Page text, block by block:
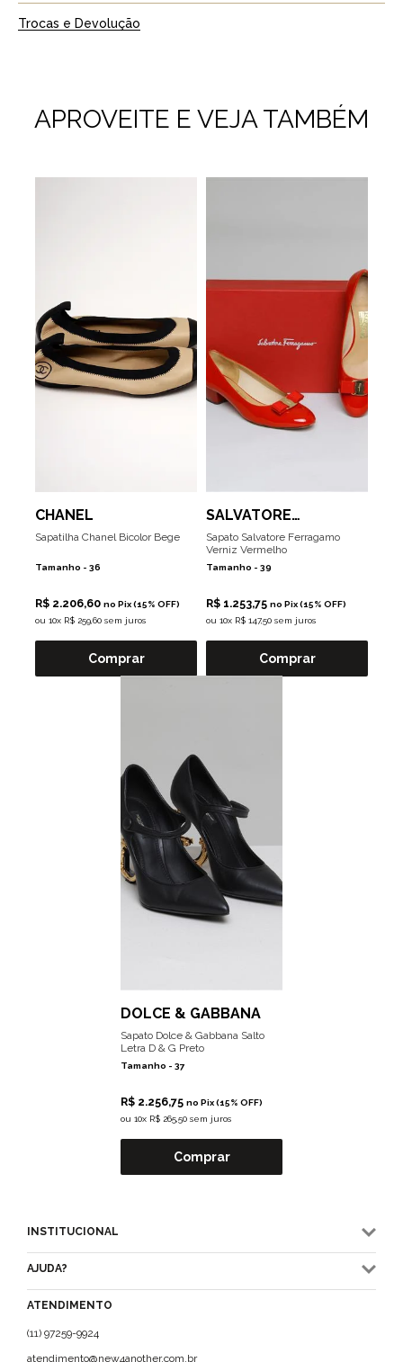
Trocas e Devolução
APROVEITE E VEJA TAMBÉM
CHANEL
Sapatilha Chanel Bicolor Bege
Tamanho - 36
R$ 2.206,60 no Pix (15% OFF)
ou 10x R$ 259,60 sem juros
Comprar
SALVATORE
FERRAGAMO
Sapato Salvatore Ferragamo
Verniz Vermelho
Tamanho - 39
R$ 1.253,75 no Pix (15% OFF)
ou 10x R$ 147,50 sem juros
Comprar
DOLCE & GABBANA
Sapato Dolce & Gabbana Salto
Letra D & G Preto
Tamanho - 37
R$ 2.256,75 no Pix (15% OFF)
ou 10x R$ 265,50 sem juros
Comprar
INSTITUCIONAL
AJUDA?
ATENDIMENTO
(11) 97259-9924
atendimento@new4another.com.br